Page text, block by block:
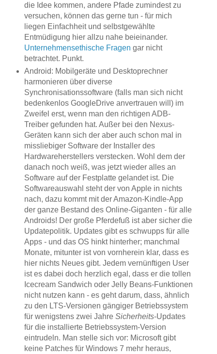
die Idee kommen, andere Pfade zumindest zu
versuchen, können das gerne tun - für mich
liegen Einfachheit und selbstgewählte
Entmüdigung hier allzu nahe beieinander.
Unternehmensethische Fragen gar nicht
betrachtet. Punkt.
Android: Mobilgeräte und Desktoprechner
harmonieren über diverse
Synchronisationssoftware (falls man sich nicht
bedenkenlos GoogleDrive anvertrauen will) im
Zweifel erst, wenn man den richtigen ADB-
Treiber gefunden hat. Außer bei den Nexus-
Geräten kann sich der aber auch schon mal in
missliebiger Software der Installer des
Hardwareherstellers verstecken. Wohl dem der
danach noch weiß, was jetzt wieder alles an
Software auf der Festplatte gelandet ist. Die
Softwareauswahl steht der von Apple in nichts
nach, dazu kommt mit der Amazon-Kindle-App
der ganze Bestand des Online-Giganten - für alle
Androids! Der große Pferdefuß ist aber sicher die
Updatepolitik. Updates gibt es schwupps für alle
Apps - und das OS hinkt hinterher; manchmal
Monate, mitunter ist von vornherein klar, dass es
hier nichts Neues gibt. Jedem vernünftigen User
ist es dabei doch herzlich egal, dass er die tollen
Icecream Sandwich oder Jelly Beans-Funktionen
nicht nutzen kann - es geht darum, dass, ähnlich
zu den LTS-Versionen gängiger Betriebssystem
für wenigstens zwei Jahre Sicherheits-Updates
für die installierte Betriebssystem-Version
eintrudeln. Man stelle sich vor: Microsoft gibt
keine Patches für Windows 7 mehr heraus,